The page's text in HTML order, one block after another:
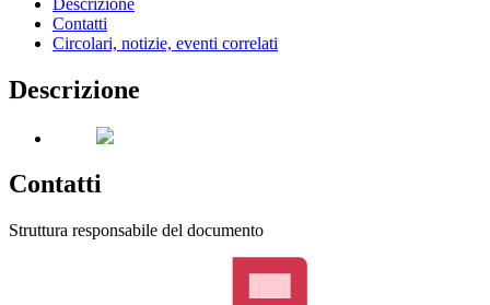
Contatti
Circolari, notizie, eventi correlati
Descrizione
Contatti
Struttura responsabile del documento